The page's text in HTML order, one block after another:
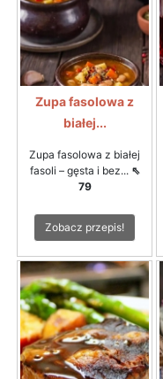
Zupa fasolowa z
białej...
Zupa fasolowa z białej
fasoli – gęsta i bez... ⇖
79
Zobacz przepis!